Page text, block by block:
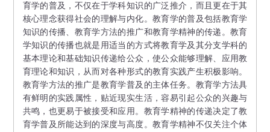
育学的普及，不仅在于学科知识的广泛推介，而且更在于其
核心理念获得社会的理解与内化。教育学的普及包括教育学
知识的传播、教育学方法的推广和教育学精神的传递。教育
学知识的传播也就是用适当的方式将教育学及其分支学科的
基本理论和基础知识传递给公众，使公众能够理解、应用教
育理论和知识，从而对各种形式的教育实践产生积极影响。
教育学方法的推广是教育学普及的主体任务。教育学方法具
有鲜明的实践属性，贴近现实生活，容易引起公众的兴趣与
共鸣，也更易于被接受和应用。教育学精神的传递决定了教
育学普及所能达到的深度与高度。教育学精神不仅关注个体